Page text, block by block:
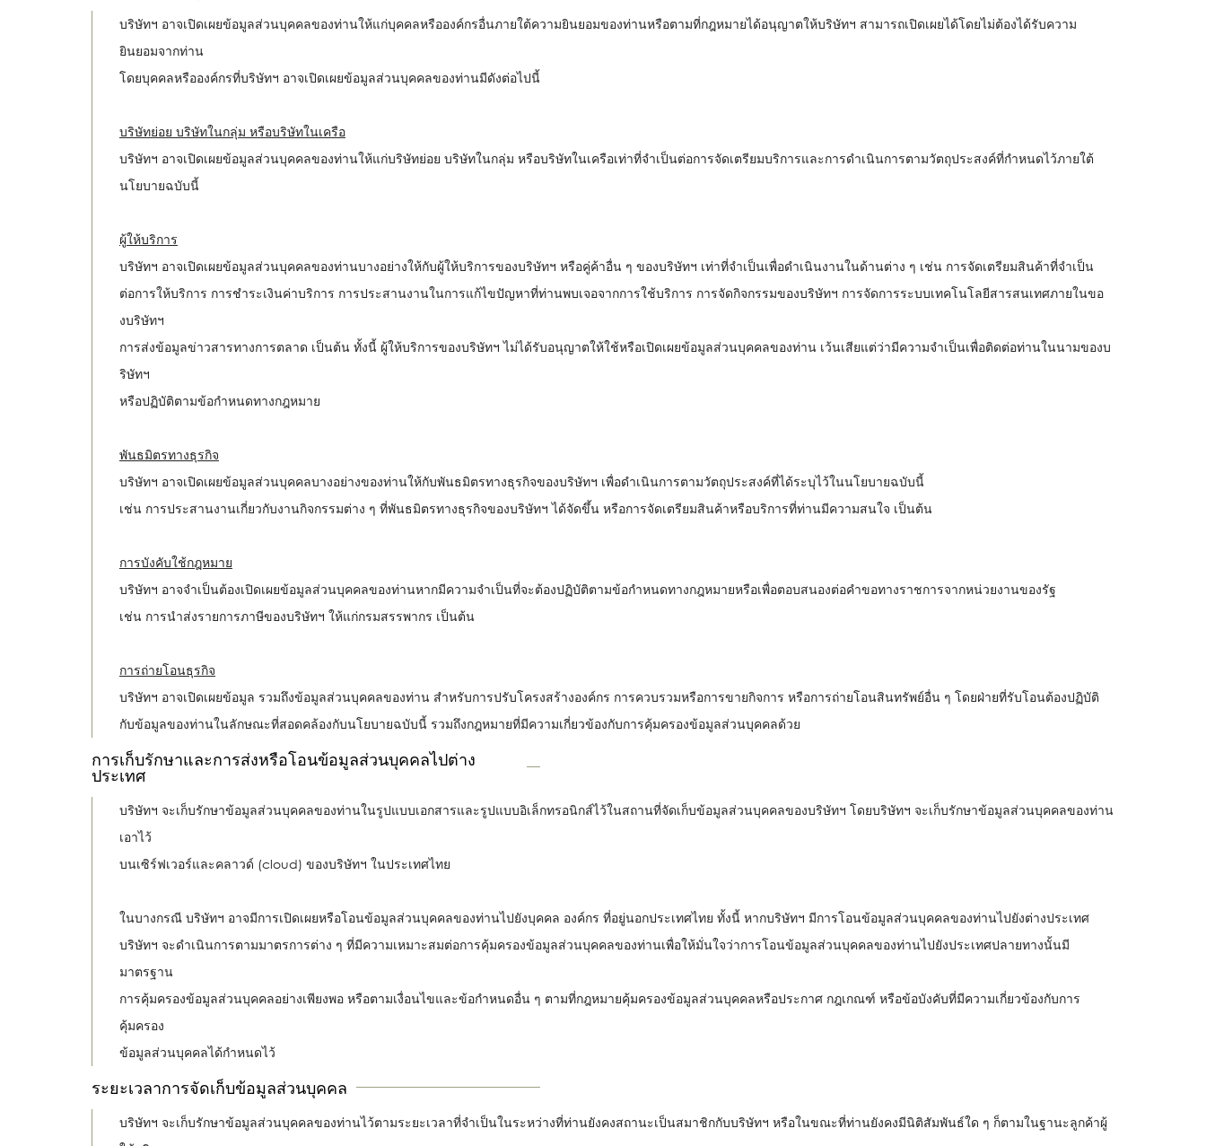
บริษัทฯ อาจเปิดเผยข้อมูลส่วนบุคคลของท่านให้แก่บุคคลหรือองค์กรอื่นภายใต้ความยินยอมของท่านหรือตามที่กฎหมายได้อนุญาตให้บริษัทฯ สามารถเปิดเผยได้โดยไม่ต้องได้รับความ
ยินยอมจากท่าน
โดยบุคคลหรือองค์กรที่บริษัทฯ อาจเปิดเผยข้อมูลส่วนบุคคลของท่านมีดังต่อไปนี้
บริษัทย่อย บริษัทในกลุ่ม หรือบริษัทในเครือ
บริษัทฯ อาจเปิดเผยข้อมูลส่วนบุคคลของท่านให้แก่บริษัทย่อย บริษัทในกลุ่ม หรือบริษัทในเครือเท่าที่จำเป็นต่อการจัดเตรียมบริการและการดำเนินการตามวัตถุประสงค์ที่กำหนดไว้ภายใต้
นโยบายฉบับนี้
ผู้ให้บริการ
บริษัทฯ อาจเปิดเผยข้อมูลส่วนบุคคลของท่านบางอย่างให้กับผู้ให้บริการของบริษัทฯ หรือคู่ค้าอื่น ๆ ของบริษัทฯ เท่าที่จำเป็นเพื่อดำเนินงานในด้านต่าง ๆ เช่น การจัดเตรียมสินค้าที่จำเป็น
ต่อการให้บริการ การชำระเงินค่าบริการ การประสานงานในการแก้ไขปัญหาที่ท่านพบเจอจากการใช้บริการ การจัดกิจกรรมของบริษัทฯ การจัดการระบบเทคโนโลยีสารสนเทศภายในขอ
งบริษัทฯ
การส่งข้อมูลข่าวสารทางการตลาด เป็นต้น ทั้งนี้ ผู้ให้บริการของบริษัทฯ ไม่ได้รับอนุญาตให้ใช้หรือเปิดเผยข้อมูลส่วนบุคคลของท่าน เว้นเสียแต่ว่ามีความจำเป็นเพื่อติดต่อท่านในนามของบ
ริษัทฯ
หรือปฏิบัติตามข้อกำหนดทางกฎหมาย
พันธมิตรทางธุรกิจ
บริษัทฯ อาจเปิดเผยข้อมูลส่วนบุคคลบางอย่างของท่านให้กับพันธมิตรทางธุรกิจของบริษัทฯ เพื่อดำเนินการตามวัตถุประสงค์ที่ได้ระบุไว้ในนโยบายฉบับนี้
เช่น การประสานงานเกี่ยวกับงานกิจกรรมต่าง ๆ ที่พันธมิตรทางธุรกิจของบริษัทฯ ได้จัดขึ้น หรือการจัดเตรียมสินค้าหรือบริการที่ท่านมีความสนใจ เป็นต้น
การบังคับใช้กฎหมาย
บริษัทฯ อาจจำเป็นต้องเปิดเผยข้อมูลส่วนบุคคลของท่านหากมีความจำเป็นที่จะต้องปฏิบัติตามข้อกำหนดทางกฎหมายหรือเพื่อตอบสนองต่อคำขอทางราชการจากหน่วยงานของรัฐ
เช่น การนำส่งรายการภาษีของบริษัทฯ ให้แก่กรมสรรพากร เป็นต้น
การถ่ายโอนธุรกิจ
บริษัทฯ อาจเปิดเผยข้อมูล รวมถึงข้อมูลส่วนบุคคลของท่าน สำหรับการปรับโครงสร้างองค์กร การควบรวมหรือการขายกิจการ หรือการถ่ายโอนสินทรัพย์อื่น ๆ โดยฝ่ายที่รับโอนต้องปฏิบัติ
กับข้อมูลของท่านในลักษณะที่สอดคล้องกับนโยบายฉบับนี้ รวมถึงกฎหมายที่มีความเกี่ยวข้องกับการคุ้มครองข้อมูลส่วนบุคคลด้วย
การเก็บรักษาและการส่งหรือโอนข้อมูลส่วนบุคคลไปต่าง
ประเทศ
บริษัทฯ จะเก็บรักษาข้อมูลส่วนบุคคลของท่านในรูปแบบเอกสารและรูปแบบอิเล็กทรอนิกส์ไว้ในสถานที่จัดเก็บข้อมูลส่วนบุคคลของบริษัทฯ โดยบริษัทฯ จะเก็บรักษาข้อมูลส่วนบุคคลของท่าน
เอาไว้
บนเซิร์ฟเวอร์และคลาวด์ (cloud) ของบริษัทฯ ในประเทศไทย
ในบางกรณี บริษัทฯ อาจมีการเปิดเผยหรือโอนข้อมูลส่วนบุคคลของท่านไปยังบุคคล องค์กร ที่อยู่นอกประเทศไทย ทั้งนี้ หากบริษัทฯ มีการโอนข้อมูลส่วนบุคคลของท่านไปยังต่างประเทศ
บริษัทฯ จะดำเนินการตามมาตรการต่าง ๆ ที่มีความเหมาะสมต่อการคุ้มครองข้อมูลส่วนบุคคลของท่านเพื่อให้มั่นใจว่าการโอนข้อมูลส่วนบุคคลของท่านไปยังประเทศปลายทางนั้นมี
มาตรฐาน
การคุ้มครองข้อมูลส่วนบุคคลอย่างเพียงพอ หรือตามเงื่อนไขและข้อกำหนดอื่น ๆ ตามที่กฎหมายคุ้มครองข้อมูลส่วนบุคคลหรือประกาศ กฎเกณฑ์ หรือข้อบังคับที่มีความเกี่ยวข้องกับการ
คุ้มครอง
ข้อมูลส่วนบุคคลได้กำหนดไว้
ระยะเวลาการจัดเก็บข้อมูลส่วนบุคคล
บริษัทฯ จะเก็บรักษาข้อมูลส่วนบุคคลของท่านไว้ตามระยะเวลาที่จำเป็นในระหว่างที่ท่านยังคงสถานะเป็นสมาชิกกับบริษัทฯ หรือในขณะที่ท่านยังคงมีนิติสัมพันธ์ใด ๆ ก็ตามในฐานะลูกค้าผู้